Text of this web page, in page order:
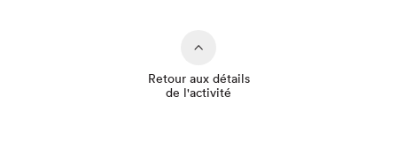
Retour aux détails
de l'activité